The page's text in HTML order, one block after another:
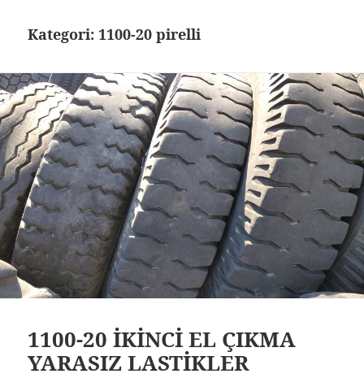
Kategori:1100-20 pirelli
1100-20 İKİNCİ EL ÇIKMA
YARASIZ LASTİKLER